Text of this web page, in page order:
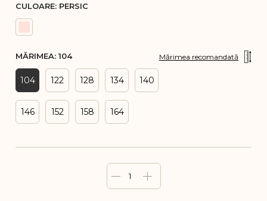
CULOARE: PERSIC
MĂRIMEA: 104 Mărimea recomandată
104 122 128 134 140
146 152 158 164
1